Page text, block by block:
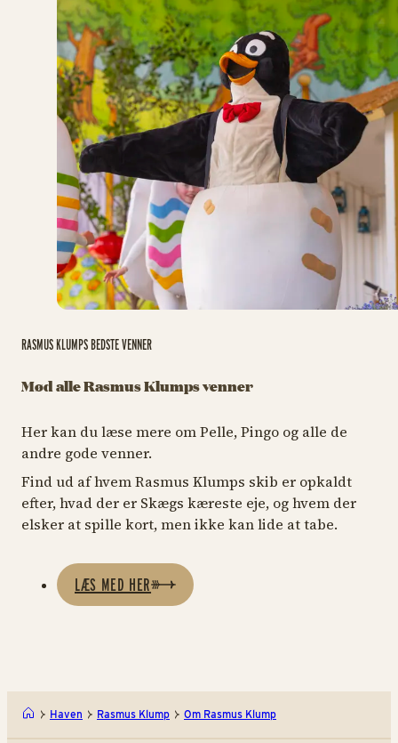
Mød alle Rasmus Klumps venner
RASMUS KLUMPS BEDSTE VENNER
Her kan du læse mere om Pelle, Pingo og alle de
andre gode venner.
Find ud af hvem Rasmus Klumps skib er opkaldt
efter, hvad der er Skægs kæreste eje, og hvem der
elsker at spille kort, men ikke kan lide at tabe.
LÆS MED HER
Haven Rasmus Klump Om Rasmus Klump